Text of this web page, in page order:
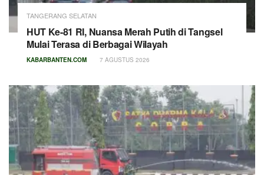
TANGERANG SELATAN
HUT Ke-81 RI, Nuansa Merah Putih di Tangsel
Mulai Terasa di Berbagai Wilayah
KABARBANTEN.COM 7 AGUSTUS 2026